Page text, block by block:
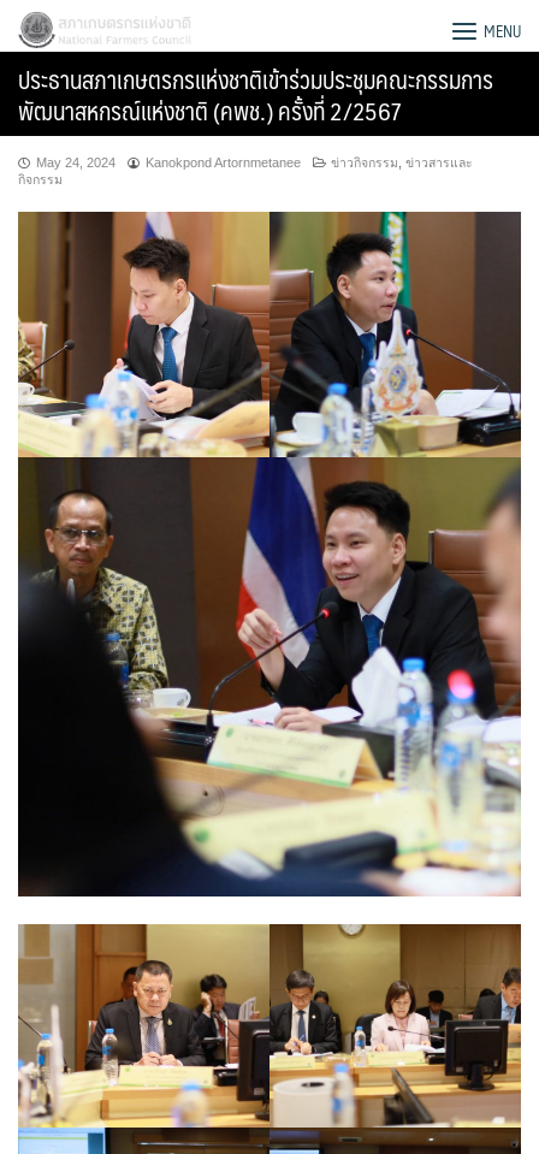
Skip
content
Search
สภาเกษตรกรแห่งชาติ MENU
ประธานสภาเกษตรกรแห่งชาติเข้าร่วมประชุมคณะกรรมการ
พัฒนาสหกรณ์แห่งชาติ (คพช.) ครั้งที่ 2/2567
May 24, 2024 Kanokpond Artornmetanee ข่าวกิจกรรม ข่าวสารและ
กิจกรรม